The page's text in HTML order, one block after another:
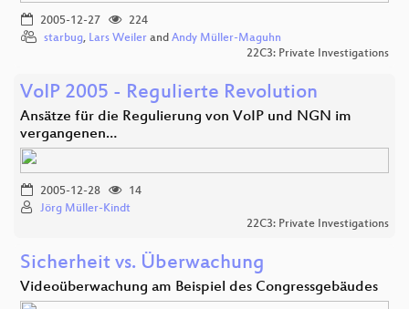
2005-12-27
224
starbug, Lars Weiler and Andy Müller-Maguhn
22C3: Private Investigations
VoIP 2005 - Regulierte Revolution
Ansätze für die Regulierung von VoIP und NGN im
vergangenen…
2005-12-28
14
Jörg Müller-Kindt
22C3: Private Investigations
Sicherheit vs. Überwachung
Videoüberwachung am Beispiel des Congressgebäudes